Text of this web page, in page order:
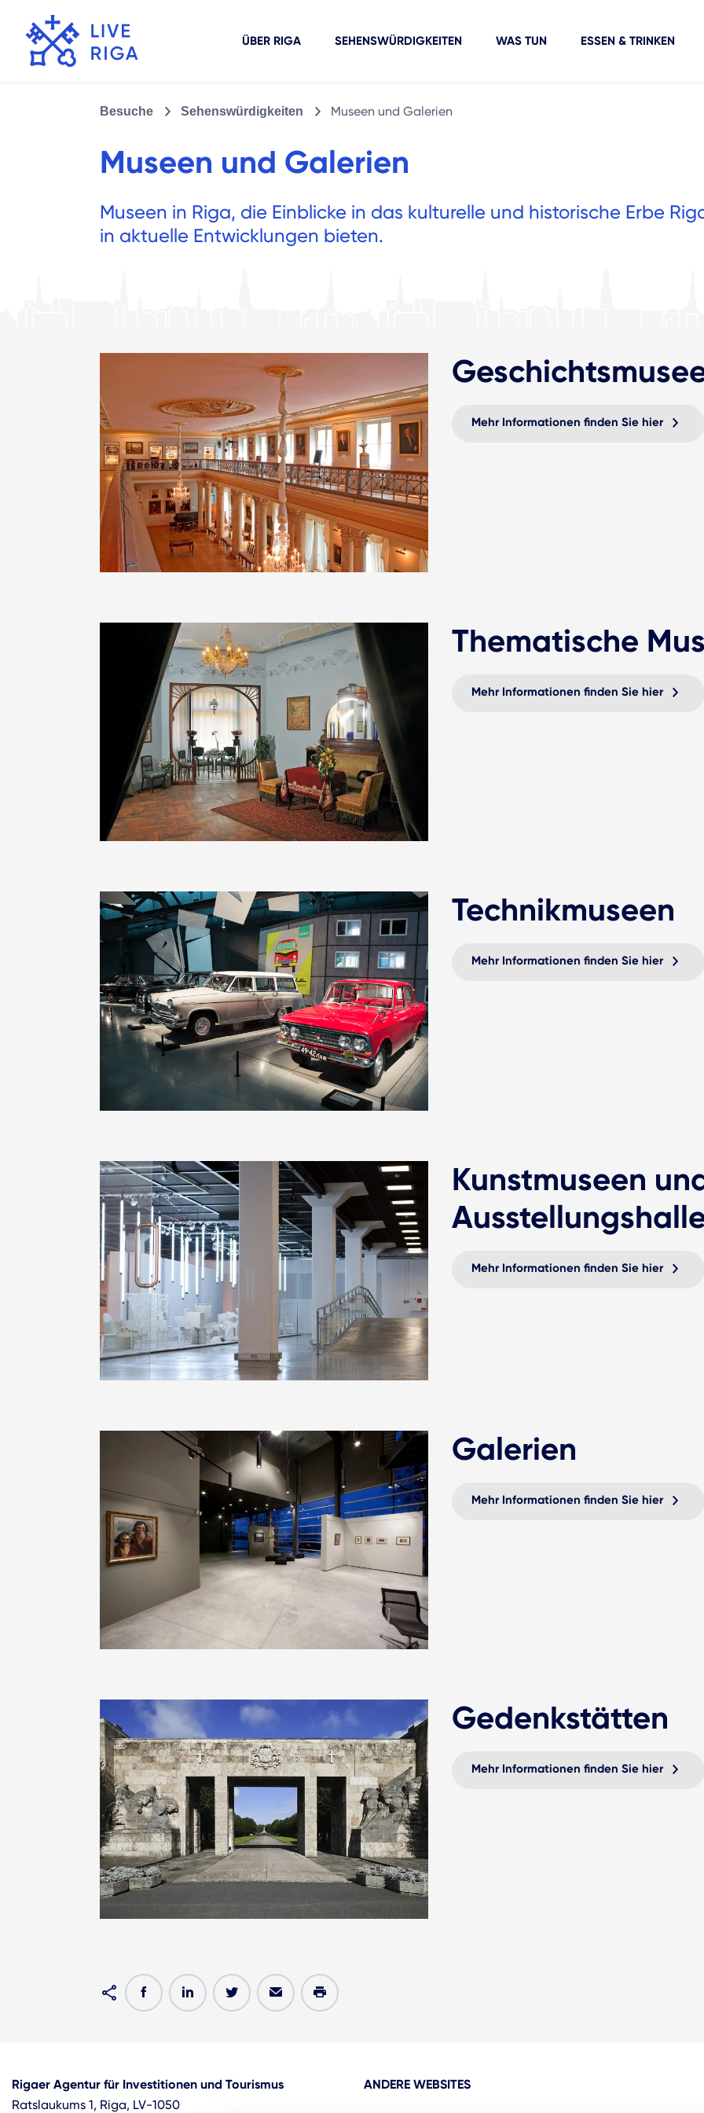
ÜBER RIGA SEHENSWÜRDIGKEITEN WAS TUN ESSEN & TRINKEN
Besuche Sehenswürdigkeiten Museen und Galerien
Museen und Galerien
Museen in Riga, die Einblicke in das kulturelle und historische Erbe
in aktuelle Entwicklungen bieten.
Mehr Informationen finden Sie hier
Thematische
Mehr Informationen finden Sie hier
Technikmuseen
Mehr Informationen finden Sie hier
Kunstmuseen
Mehr Informationen finden Sie hier
Galerien
Mehr Informationen finden Sie hier
Gedenkstätten
Mehr Informationen finden Sie hier
Rigaer Agentur für Investitionen und Tourismus
Ratslaukums 1, Riga, LV-1050
ANDERE WEBSITES